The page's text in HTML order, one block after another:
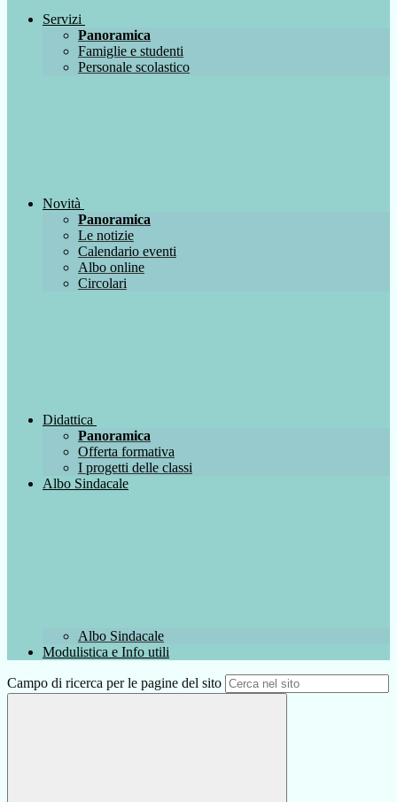
Servizi
Panoramica
Famiglie e studenti
Personale scolastico
Novità
Panoramica
Le notizie
Calendario eventi
Albo online
Circolari
Didattica
Panoramica
Offerta formativa
I progetti delle classi
Albo Sindacale
Albo Sindacale
Modulistica e Info utili
Campo di ricerca per le pagine del sito